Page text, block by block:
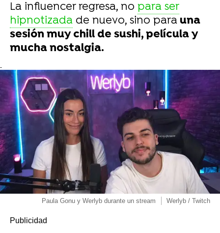
La influencer regresa, no para ser
hipnotizada de nuevo, sino para una
sesión muy chill de sushi, película y
mucha nostalgia.
-
Paula Gonu y Werlyb durante un stream Werlyb / Twitch